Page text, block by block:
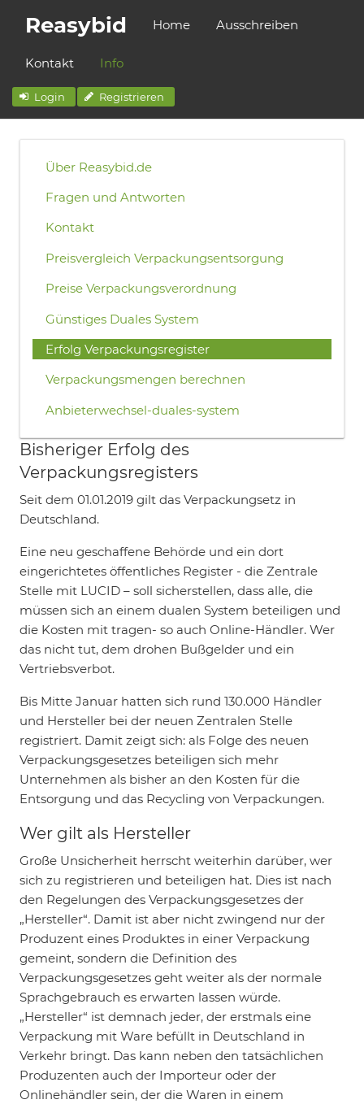
Reasybid Home Ausschreiben
Kontakt Info
Login Registrieren
Über Reasybid.de
Fragen und Antworten
Kontakt
Preisvergleich Verpackungsentsorgung
Preise Verpackungsverordnung
Günstiges Duales System
Erfolg Verpackungsregister
Verpackungsmengen berechnen
Anbieterwechsel-duales-system
Bisheriger Erfolg des
Verpackungsregisters
Seit dem 01.01.2019 gilt das Verpackungsetz in
Deutschland.
Eine neu geschaffene Behörde und ein dort
eingerichtetes öffentliches Register - die Zentrale
Stelle mit LUCID – soll sicherstellen, dass alle, die
müssen sich an einem dualen System beteiligen und
die Kosten mit tragen- so auch Online-Händler. Wer
das nicht tut, dem drohen Bußgelder und ein
Vertriebsverbot.
Bis Mitte Januar hatten sich rund 130.000 Händler
und Hersteller bei der neuen Zentralen Stelle
registriert. Damit zeigt sich: als Folge des neuen
Verpackungsgesetzes beteiligen sich mehr
Unternehmen als bisher an den Kosten für die
Entsorgung und das Recycling von Verpackungen.
Wer gilt als Hersteller
Große Unsicherheit herrscht weiterhin darüber, wer
sich zu registrieren und beteiligen hat. Dies ist nach
den Regelungen des Verpackungsgesetzes der
„Hersteller“. Damit ist aber nicht zwingend nur der
Produzent eines Produktes in einer Verpackung
gemeint, sondern die Definition des
Verpackungsgesetzes geht weiter als der normale
Sprachgebrauch es erwarten lassen würde.
„Hersteller“ ist demnach jeder, der erstmals eine
Verpackung mit Ware befüllt in Deutschland in
Verkehr bringt. Das kann neben den tatsächlichen
Produzenten auch der Importeur oder der
Onlinehändler sein, der die Waren in einem